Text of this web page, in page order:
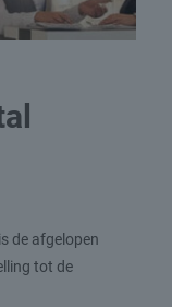
de afgelopen
tot de